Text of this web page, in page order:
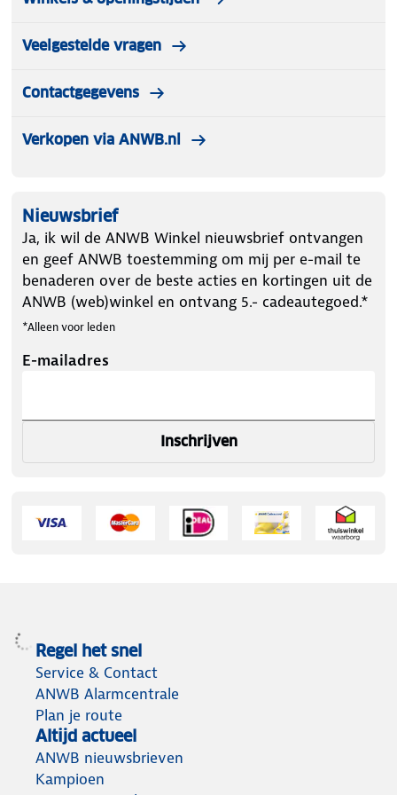
Veelgestelde vragen
Contactgegevens
Verkopen via ANWB.nl
Nieuwsbrief
Ja, ik wil de ANWB Winkel nieuwsbrief ontvangen
en geef ANWB toestemming om mij per e-mail te
benaderen over de beste acties en kortingen uit de
ANWB (web)winkel en ontvang 5.- cadeautegoed.*
*Alleen voor leden
E-mailadres
Inschrijven
Regel het snel
Service & Contact
ANWB Alarmcentrale
Plan je route
Altijd actueel
ANWB nieuwsbrieven
Kampioen